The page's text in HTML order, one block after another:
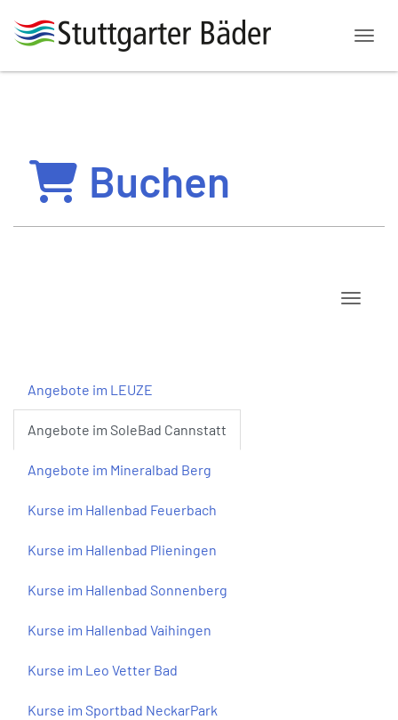
Buchen
Angebote im LEUZE
Angebote im SoleBad Cannstatt
Angebote im Mineralbad Berg
Kurse im Hallenbad Feuerbach
Kurse im Hallenbad Plieningen
Kurse im Hallenbad Sonnenberg
Kurse im Hallenbad Vaihingen
Kurse im Leo Vetter Bad
Kurse im Sportbad NeckarPark